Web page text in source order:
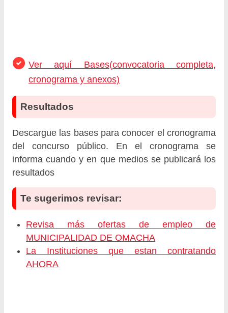
Ver aquí Bases(convocatoria completa,
cronograma y anexos)
Resultados
Descargue las bases para conocer el cronograma
del concurso público. En el cronograma se
informa cuando y en que medios se publicará los
resultados
Te sugerimos revisar:
Revisa más ofertas de empleo de
MUNICIPALIDAD DE OMACHA
La Instituciones que estan contratando
AHORA